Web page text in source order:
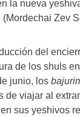
la nueva
(Mordechai Zev
del
de los shuls
junio, los
de viajar al
sus yeshivos